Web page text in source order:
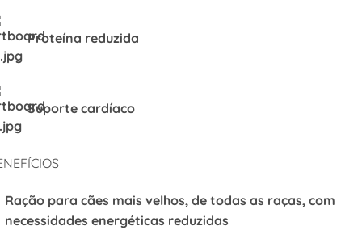
Proteína reduzida
Suporte cardíaco
Ração para cães mais velhos, de todas as raças, com
necessidades energéticas reduzidas